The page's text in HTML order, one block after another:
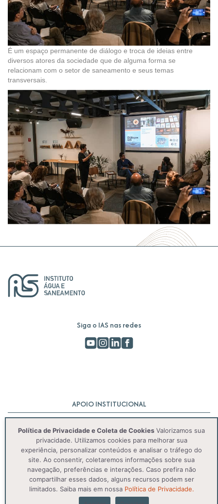
É um espaço permanente de diálogo e troca de ideias entre
diversos atores da sociedade que de alguma forma se
relacionam com o setor de saneamento e seus temas
transversais.
Siga o IAS nas redes
APOIO INSTITUCIONAL
© 2025 IAS. Todos os direitos reservados.
Política de Privacidade e Coleta de Cookies Valorizamos sua
privacidade. Utilizamos cookies para melhorar sua
experiência, personalizar conteúdos e analisar o tráfego do
site. Ao consentir, coletaremos informações sobre sua
navegação, preferências e interações. Caso prefira não
compartilhar esses dados, alguns recursos podem ser
limitados. Saiba mais em nossa Política de Privacidade.